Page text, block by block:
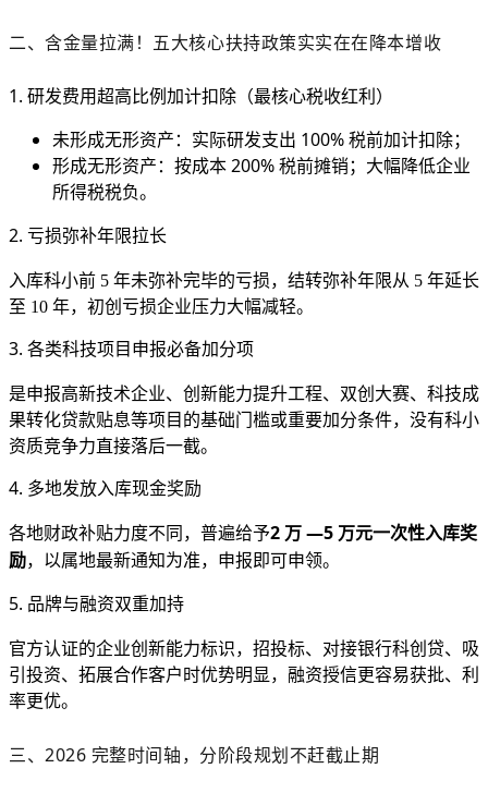
二、含金量拉满！五大核心扶持政策实实在在降本增收
1. 研发费用超高比例加计扣除（最核心税收红利）
未形成无形资产：实际研发支出 100% 税前加计扣除；
形成无形资产：按成本 200% 税前摊销；大幅降低企业
所得税税负。
2. 亏损弥补年限拉长
入库科小前 5 年未弥补完毕的亏损，结转弥补年限从 5 年延长
至 10 年，初创亏损企业压力大幅减轻。
3. 各类科技项目申报必备加分项
是申报高新技术企业、创新能力提升工程、双创大赛、科技成
果转化贷款贴息等项目的基础门槛或重要加分条件，没有科小
资质竞争力直接落后一截。
4. 多地发放入库现金奖励
各地财政补贴力度不同，普遍给予2 万 —5 万元一次性入库奖
励，以属地最新通知为准，申报即可申领。
5. 品牌与融资双重加持
官方认证的企业创新能力标识，招投标、对接银行科创贷、吸
引投资、拓展合作客户时优势明显，融资授信更容易获批、利
率更优。
三、2026 完整时间轴，分阶段规划不赶截止期